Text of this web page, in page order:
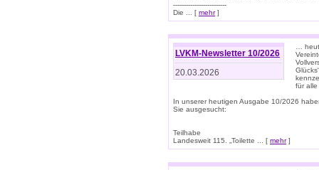
-------------------------
Die ... [ mehr]
LVKM-Newsletter 10/2026
20.03.2026
…
für
In unserer heutigen Ausgabe 10/2026
Sie ausgesucht:
Teilhabe
Landesweit 115. „Toilette ... [ mehr]